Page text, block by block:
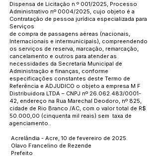
Dispensa de Licitação n.º 001/2025, Processo
Administrativo nº 0004/2025, cujo objeto é a
Contratação de pessoa jurídica especializada para
Serviços
de compra de passagens aéreas (nacionais,
Internacionais e intermunicipais), compreendendo
os serviços de reserva, marcação, remarcação,
cancelamento e outros para atender as
necessidades da Secretaria Municipal de
Administração e finanças, conforme
especificações constantes deste Termo de
Referência e ADJUDICO o objeto a empresa M F
Distribuidora LTDA – CNPJ nº 26.062.483/0001-
42, endereço na Rua Marechal Deodoro, nº 825,
cidade de Rio Branco /AC, com o valor total de R$
50.000,00 (cinquenta mil reais) sem taxa de
agenciamento..
Acrelândia - Acre, 10 de fevereiro de 2025.
Olavo Francelino de Rezende
Prefeito